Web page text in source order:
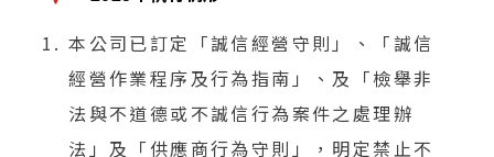
本公司已訂定「誠信經營守則」、「誠信
經營作業程序及行為指南」、及「檢舉非
法與不道德或不誠信行為案件之處理辦
法」及「供應商行為守則」，明定禁止不